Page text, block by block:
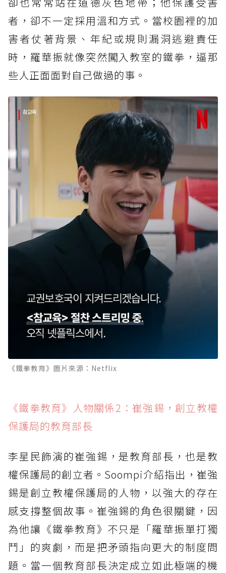
者，卻不一定採用溫和方式。當校園裡的加
害者仗著背景、年紀或規則漏洞逃避責任
時，羅華振就像突然闖入教室的鐵拳，逼那
些人正面面對自己做過的事。
《鐵拳教育》圖片來源：Netflix
《鐵拳教育》人物關係2：崔強錫，創立教權
保護局的教育部長
李星民飾演的崔強錫，是教育部長，也是教
權保護局的創立者。Soompi介紹指出，崔強
錫是創立教權保護局的人物，以強大的存在
感支撐整個故事。崔強錫的角色很關鍵，因
為他讓《鐵拳教育》不只是「羅華振單打獨
鬥」的爽劇，而是把矛頭指向更大的制度問
題。當一個教育部長決定成立如此極端的機